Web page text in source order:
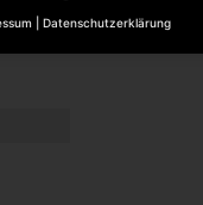
Grammatur: 200
Datenschutzerklärung